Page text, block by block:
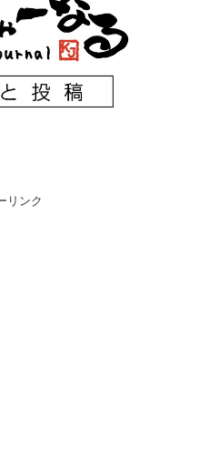
リンク